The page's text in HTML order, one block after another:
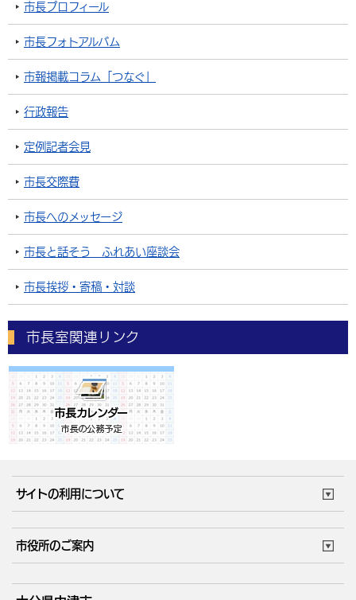
市長プロフィール
市長フォトアルバム
市報掲載コラム「つなぐ」
行政報告
定例記者会見
市長交際費
市長へのメッセージ
市長と話そう ふれあい座談会
市長挨拶・寄稿・対談
市長室関連リンク
サイトの利用について
市役所のご案内
庁舎地図 組織案内